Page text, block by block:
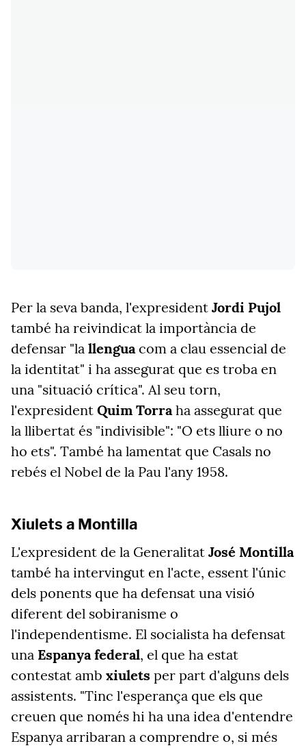
Per la seva banda, l'expresident Jordi Pujol
també ha reivindicat la importància de
defensar "la llenguacom a clau essencial de
la identitat" i ha assegurat que es troba en
una "situació crítica". Al seu torn,
l'expresident Quim Torraha assegurat que
la llibertat és "indivisible": "O ets lliure o no
ho ets". També ha lamentat que Casals no
rebés el Nobel de la Pau l'any 1958.
Xiulets a Montilla
L'expresident de la Generalitat José Montilla
també ha intervingut en l'acte, essent l'únic
dels ponents que ha defensat una visió
diferent del sobiranisme o
l'independentisme. El socialista ha defensat
una Espanya federal, el que ha estat
contestat amb xiulets per part d'alguns dels
assistents. "Tinc l'esperança que els que
creuen que només hi ha una idea d'entendre
Espanya arribaran a comprendre o, si més